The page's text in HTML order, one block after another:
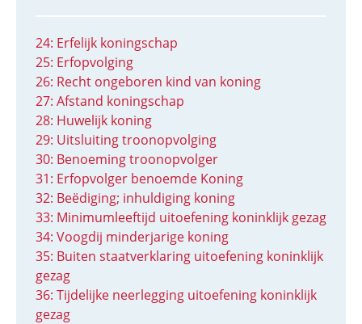
24: Erfelijk koningschap
25: Erfopvolging
26: Recht ongeboren kind van koning
27: Afstand koningschap
28: Huwelijk koning
29: Uitsluiting troonopvolging
30: Benoeming troonopvolger
31: Erfopvolger benoemde Koning
32: Beëdiging; inhuldiging koning
33: Minimumleeftijd uitoefening koninklijk gezag
34: Voogdij minderjarige koning
35: Buiten staatverklaring uitoefening koninklijk
gezag
36: Tijdelijke neerlegging uitoefening koninklijk
gezag